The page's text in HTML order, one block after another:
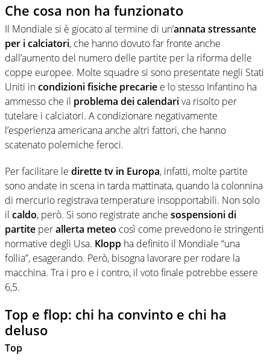
Che cosa non ha funzionato
Il Mondiale si è giocato al termine di un’annata stressante
per i calciatori, che hanno dovuto far fronte anche
dall’aumento del numero delle partite per la riforma delle
coppe europee. Molte squadre si sono presentate negli Stati
Uniti incondizioni fisiche precarie e lo stesso Infantino ha
ammesso che il problema dei calendariva risolto per
tutelare i calciatori. A condizionare negativamente
l’esperienza americana anche altri fattori, che hanno
scatenato polemiche feroci.
Per facilitare le dirette tv in Europa, infatti, molte partite
sono andate in scena in tarda mattinata, quando la colonnina
di mercurio registrava temperature insopportabili. Non solo
il caldo, però. Si sono registrate anche sospensioni di
partite perallerta meteo così come prevedono le stringenti
normative degli Usa. Klopp ha definito il Mondiale “una
follia”, esagerando. Però, bisogna lavorare per rodare la
macchina. Tra i pro e i contro, il voto finale potrebbe essere
6,5.
Top e flop: chi ha convinto e chi ha
deluso
Top